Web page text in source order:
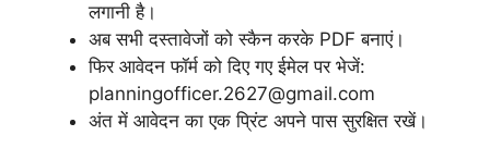
लगानी है।
अब सभी दस्तावेजों को स्कैन करके PDF बनाएं।
फिर आवेदन फॉर्म को दिए गए ईमेल पर भेजें:
planningofficer.2627@gmail.com
अंत में आवेदन का एक प्रिंट अपने पास सुरक्षित रखें।